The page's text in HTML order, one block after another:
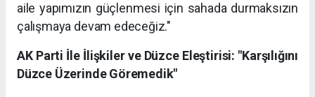
aile yapımızın güçlenmesi için sahada durmaksızın
çalışmaya devam edeceğiz."
AK Parti İle İlişkiler ve Düzce Eleştirisi: "Karşılığını
Düzce Üzerinde Göremedik"